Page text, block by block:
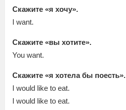
Скажите «я хочу».
I want.
Скажите «вы хотите».
You want.
Скажите «я хотела бы поесть».
I would like to eat.
I would like to eat.